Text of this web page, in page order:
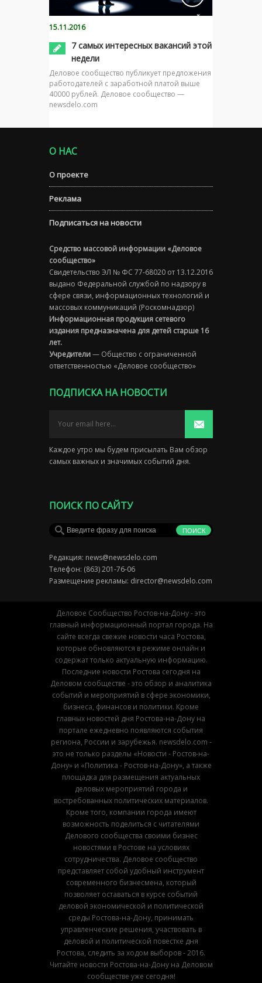
15.11.2016
7 самых интересных вакансий этой
недели
Деловое сообщество публикует предложения
работодателей с заработной платой выше
40000 рублей. Деловое сообщество —
newsdelo.com
О НАС
О проекте
Реклама
Подписаться на новости
Средство массовой информации «Деловое
сообщество»
Свидетельство ЭЛ № ФС 77-68020 от 13.12.2016
выдано Федеральной службой по надзору в
сфере связи, информационных технологий и
массовых коммуникаций (Роскомнадзор)
Информационная продукция сетевого
издания предназначена для детей старше 16
лет.
Учредители— Общество с ограниченной
ответственностью «Деловое сообщество»
ПОДПИСКА НА НОВОСТИ
Каждое утро мы будем присылать Вам обзор
самых важных и значимых событий дня.
ПОИСК ПО САЙТУ
Редакция: news@newsdelo.com
Телефон: (863) 201-76-06
Размещение рекламы: director@newsdelo.com
Деловое Сообщество Ростов-на-Дону - это
главный информационный портал города. На
сайте всегда свежие новости часа Ростова,
которые обновляются в режиме онлайн и
содержат только актуальную информацию.
Последние новости Ростова сегодня на
Деловом сообществе - это обзор и аналитика
событий и мероприятий в сфере экономики,
бизнеса, финансов и политики. Кроме
главных новостей дня Ростова-на-Дону на
портале ежедневно появляются события
региона, России и зарубежья. newsdelo.com -
это не только разделы «Новости - Ростов-на-
Дону» и «Политика - Ростов-на-Дону», а также
площадка для размещения актуальных
деловых мероприятий города и
востребованных политических материалов.
Кроме того, компании города имеют
возможность поделиться с читателями
Делового сообщества своими бизнес
новостями в Ростове на условиях
сотрудничества. Деловое сообщество
представляет собой удобный инструмент
современного бизнесмена, который
позволяет оставаться в курсе событий
деловой экономической и политической
среды Ростова-на-Дону, принимать
управленческие решения, участвовать в
деловой и политической повестке дня
Ростова, следить за ходом выборов - 2016.
Читайте новости Ростова-на-Дону на Деловом
сообществе уже сегодня!